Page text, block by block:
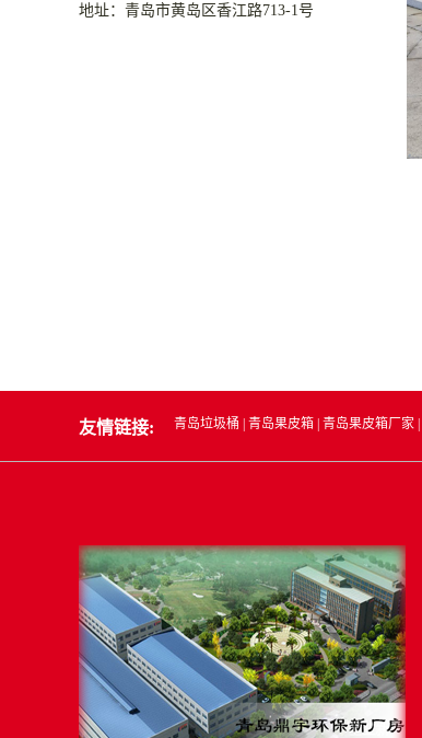
地址：青岛市黄岛区香江路713-1号
友情链接: 青岛垃圾桶 青岛果皮箱 青岛果皮箱厂家